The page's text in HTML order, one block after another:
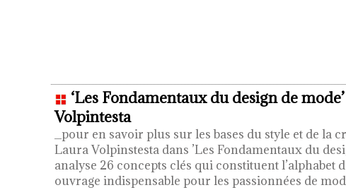
‘Les Fondamentaux du design de
Volpintesta
_pour en savoir plus sur les bases du style et de la
Laura Volpinstesta dans ’Les Fondamentaux du
analyse 26 concepts clés qui constituent l’alphabet
ouvrage indispensable pour les passionnées de